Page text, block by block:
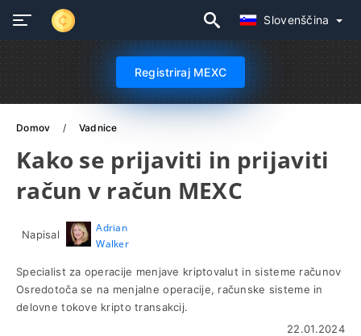
Slovenščina
Registriraj MEXC
Domov Vadnice
Kako se prijaviti in prijaviti
račun v račun MEXC
Napisal
Adrian
Walker
Specialist za operacije menjave kriptovalut in sisteme računov
Osredotoča se na menjalne operacije, računske sisteme in
delovne tokove kripto transakcij.
22.01.2024